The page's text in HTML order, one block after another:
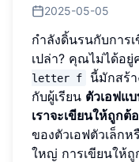
2025-05-05
กำลังดิ้นรนกับการ
เปล่า? คุณไม่ได้อยู่
letter f
นี้มักสร้
กับผู้เรียน ตัวเอฟแ
เราจะเขียนให้ถูกต้
ของตัวเอฟตัวเล็ก
ใหญ่ การเขียนให้